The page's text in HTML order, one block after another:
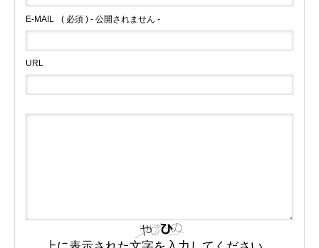
E-MAIL ( 必須 ) - 公開されません -
URL